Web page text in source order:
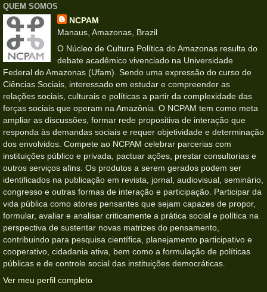
QUEM SOMOS
NCPAM
Manaus, Amazonas, Brazil
O Núcleo de Cultura Política do Amazonas resulta do
debate acadêmico vivenciado na Universidade
Federal do Amazonas (Ufam). Sendo uma expressão do curso de
Ciências Sociais, interessado em estudar e compreender as
relações sociais, culturais e políticas a partir da complexidade das
forças sociais que operam na Amazônia. O NCPAM tem como meta
ampliar as discussões, formar rede propositiva de interação que
responda às demandas sociais e requer objetividade e determinação
dos envolvidos. Compete ao NCPAM celebrar parcerias com
instituições público e privada, pactuar ações, prestar consultorias e
outros serviços afins. Os produtos a serem gerados podem ser
identificados na publicação em revista, jornal, audiovisual, seminário,
congresso e outras formas de interação e participação. Participar da
vida pública como atores pensantes que sejam capazes de propor,
formular, avaliar e analisar criticamente a prática social e política na
perspectiva de sustentar novas matrizes do pensamento,
contribuindo para pesquisa científica, planejamento participativo e
cooperativo, cidadania ativa, bem como a formulação de políticas
públicas e de controle social das instituições democráticas.
Ver meu perfil completo